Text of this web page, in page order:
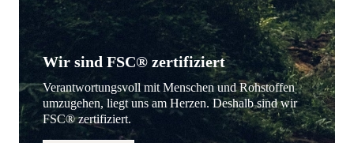
Wir sind FSC® zertifiziert
Verantwortungsvoll mit Menschen und Rohstoffen
umzugehen, liegt uns am Herzen. Deshalb sind wir
FSC® zertifiziert.